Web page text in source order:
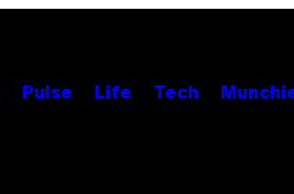
Pulse Life Tech